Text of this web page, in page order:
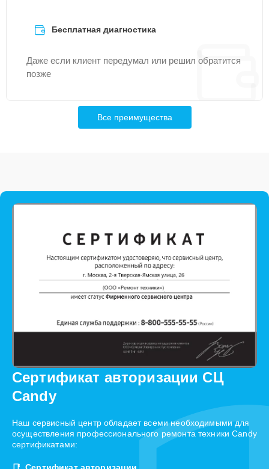
Бесплатная диагностика
Даже если клиент передумал или решил обратится
позже
Все преимущества
Сертификат авторизации СЦ
Candy
Наш сервисный центр обладает всеми необходимыми для
осуществления профессионального ремонта техники Candy
сертификатами:
Сертификат авторизации